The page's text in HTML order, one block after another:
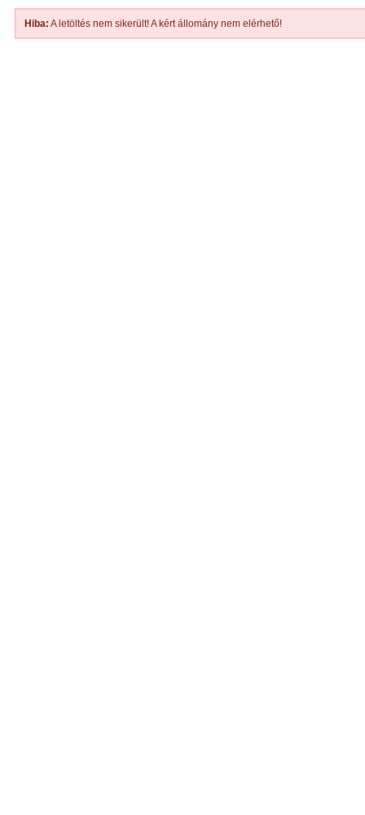
Hiba: A letöltés nem sikerült! A kért állomány nem elérhető!